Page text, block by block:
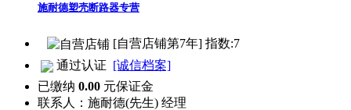
施耐德塑壳断路器专营
[自营店铺第7年] 指数:7
通过认证 [诚信档案]
已缴纳 0.00 元保证金
联系人： 施耐德(先生) 经理